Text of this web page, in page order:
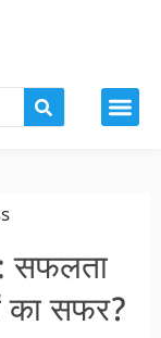
सफलता
का सफर?